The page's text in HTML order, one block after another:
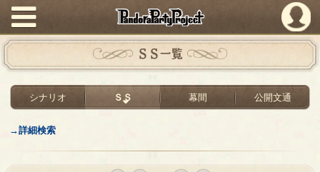
PandoraPartyProject
ＳＳ一覧
シナリオ ＳＳ 幕間 公開文通
→詳細検索